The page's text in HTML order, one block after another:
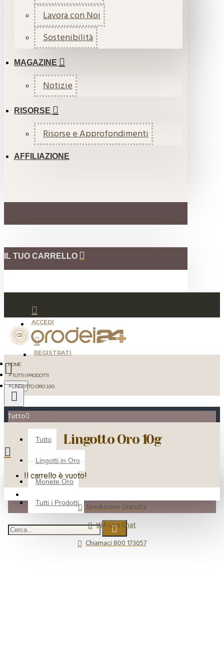
Lavora con Noi
Sostenibilità
MAGAZINE
Notizie
RISORSE
Risorse e Approfondimenti
AFFILIAZIONE
IL TUO CARRELLO
ACCEDI
REGISTRATI
Menu
Tutto
Tutto
Lingotti in Oro
Monete Oro
Tutti i Prodotti
Il carrello è vuoto!
HOME
TUTTI I PRODOTTI
LINGOTTO ORO 10G
Lingotto Oro 10g
Spedizione Gratuita
WA Live Chat
Chiamaci 800 173057